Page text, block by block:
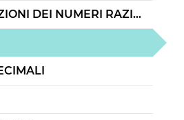
INTERPRETAZIONI DEI NUMERI RAZIONALI